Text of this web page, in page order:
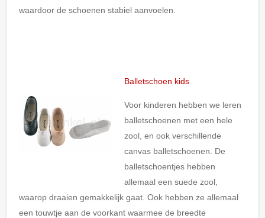
waardoor de schoenen stabiel aanvoelen.
Balletschoen kids
Voor kinderen hebben we leren
balletschoenen met een hele
zool, en ook verschillende
canvas balletschoenen. De
balletschoentjes hebben
allemaal een suede zool,
waarop draaien gemakkelijk gaat. Ook hebben ze allemaal
een touwtje aan de voorkant waarmee de breedte